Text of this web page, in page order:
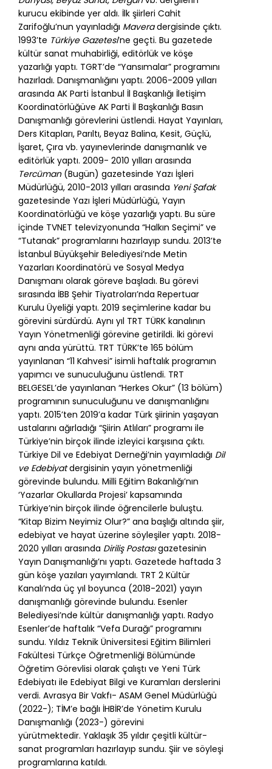
kurucu ekibinde yer aldı. İlk şiirleri Cahit
Zarifoğlu’nun yayınladığı Maveradergisinde çıktı.
1993’te Türkiye Gazetesi’ne geçti. Bu gazetede
kültür sanat muhabirliği, editörlük ve köşe
yazarlığı yaptı. TGRT’de “Yansımalar” programını
hazırladı. Danışmanlığını yaptı. 2006-2009 yılları
arasında AK Parti İstanbul İl Başkanlığı İletişim
Koordinatörlüğüve AK Parti İl Başkanlığı Basın
Danışmanlığı görevlerini üstlendi. Hayat Yayınları,
Ders Kitapları, Parıltı, Beyaz Balina, Kesit, Güçlü,
İşaret, Çıra vb. yayınevlerinde danışmanlık ve
editörlük yaptı. 2009- 2010 yılları arasında
Tercüman(Bugün) gazetesinde Yazı İşleri
Müdürlüğü, 2010-2013 yılları arasında Yeni Şafak
gazetesinde Yazı İşleri Müdürlüğü, Yayın
Koordinatörlüğü ve köşe yazarlığı yaptı. Bu süre
içinde TVNET televizyonunda “Halkın Seçimi” ve
“Tutanak” programlarını hazırlayıp sundu. 2013’te
İstanbul Büyükşehir Belediyesi’nde Metin
Yazarları Koordinatörü ve Sosyal Medya
Danışmanı olarak göreve başladı. Bu görevi
sırasında İBB Şehir Tiyatroları’nda Repertuar
Kurulu Üyeliği yaptı. 2019 seçimlerine kadar bu
görevini sürdürdü. Aynı yıl TRT TÜRK kanalının
Yayın Yönetmenliği görevine getirildi. İki görevi
aynı anda yürüttü. TRT TÜRK’te 165 bölüm
yayınlanan “11 Kahvesi” isimli haftalık programın
yapımcı ve sunuculuğunu üstlendi. TRT
BELGESEL’de yayınlanan “Herkes Okur” (13 bölüm)
programının sunuculuğunu ve danışmanlığını
yaptı. 2015’ten 2019’a kadar Türk şiirinin yaşayan
ustalarını ağırladığı “Şiirin Atlıları” programı ile
Türkiye’nin birçok ilinde izleyici karşısına çıktı.
Türkiye Dil ve Edebiyat Derneği’nin yayımladığı Dil
ve Edebiyatdergisinin yayın yönetmenliği
görevinde bulundu. Milli Eğitim Bakanlığı’nın
‘Yazarlar Okullarda Projesi’ kapsamında
Türkiye’nin birçok ilinde öğrencilerle buluştu.
“Kitap Bizim Neyimiz Olur?” ana başlığı altında şiir,
edebiyat ve hayat üzerine söyleşiler yaptı. 2018-
2020 yılları arasında Diriliş Postasıgazetesinin
Yayın Danışmanlığı’nı yaptı. Gazetede haftada 3
gün köşe yazıları yayımlandı. TRT 2 Kültür
Kanalı’nda üç yıl boyunca (2018-2021) yayın
danışmanlığı görevinde bulundu. Esenler
Belediyesi’nde kültür danışmanlığı yaptı. Radyo
Esenler’de haftalık “Vefa Durağı” programını
sundu. Yıldız Teknik Üniversitesi Eğitim Bilimleri
Fakültesi Türkçe Öğretmenliği Bölümünde
Öğretim Görevlisi olarak çalıştı ve Yeni Türk
Edebiyatı ile Edebiyat Bilgi ve Kuramları derslerini
verdi. Avrasya Bir Vakfı- ASAM Genel Müdürlüğü
(2022-); TİM’e bağlı İHBİR’de Yönetim Kurulu
Danışmanlığı (2023-) görevini
yürütmektedir. Yaklaşık 35 yıldır çeşitli kültür-
sanat programları hazırlayıp sundu. Şiir ve söyleşi
programlarına katıldı.